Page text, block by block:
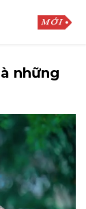
những